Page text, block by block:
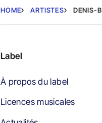
HOME ARTISTES DENIS-
Label
À propos du label
Licences musicales